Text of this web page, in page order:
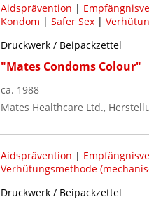
Aidsprävention |
Kondom | Safer Sex|
Druckwerk / Beipackzettel
"Mates Condoms Colour"
ca. 1988
Mates Healthcare Ltd.,
Aidsprävention |
Verhütungsmethode
Druckwerk / Beipackzettel